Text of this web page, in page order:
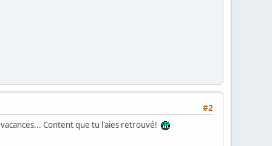
#2
Content que tu l'aies retrouvé!